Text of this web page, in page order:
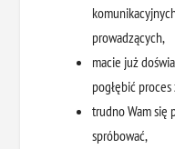
prowadzących,
macie już
pogłębić proces
trudno Wam się
spróbować,